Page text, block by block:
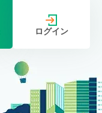
ログイン